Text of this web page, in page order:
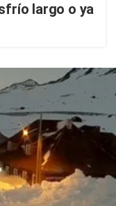
largo o ya